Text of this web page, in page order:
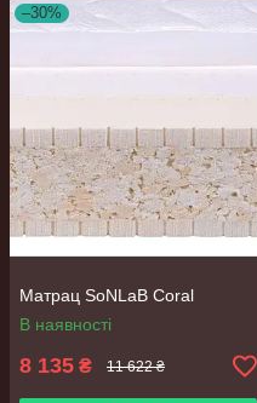
–30%
Матрац SoNLaB Coral
В наявності
8 135 ₴ 11 622 ₴